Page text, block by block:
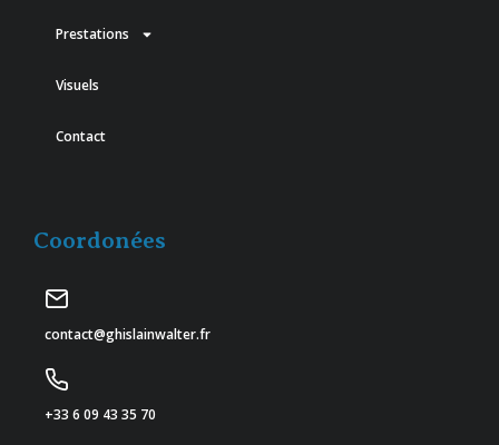
Prestations
Visuels
Contact
Coordonées
contact@ghislainwalter.fr
+33 6 09 43 35 70